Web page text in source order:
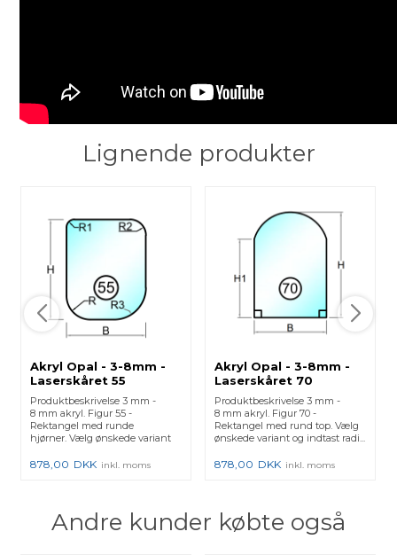
Lignende produkter
Akryl Opal - 3-8mm -
Laserskåret 55
Produktbeskrivelse 3 mm -
8 mm akryl. Figur 55 -
Rektangel med runde
hjørner. Vælg ønskede variant
878,00 DKK inkl. moms
Akryl Opal - 3-8mm -
Laserskåret 70
Produktbeskrivelse 3 mm -
8 mm akryl. Figur 70 -
Rektangel med rund top. Vælg
ønskede variant og indtast radi...
878,00 DKK inkl. moms
Andre kunder købte også